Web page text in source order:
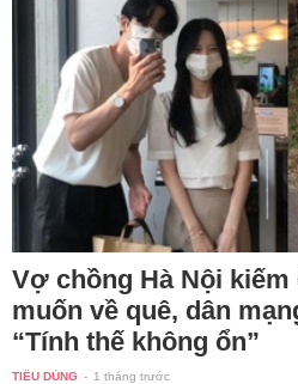
Vợ chồng Hà Nội kiếm
muốn về quê, dân
“Tính thế không ổn”
TIÊU DÙNG - 1 tháng trước